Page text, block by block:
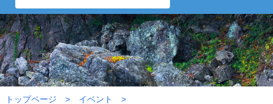
SPECIAL MOVIE
よくある質問
FAQ
お問い合わせ
CONTACT
会社概要 免責事項・サイトご利用案内 サイトマップ
【ジャパンインターナショナ
ルボートショー2024】ありが
とうございました！|イベント
トップページ
イベント